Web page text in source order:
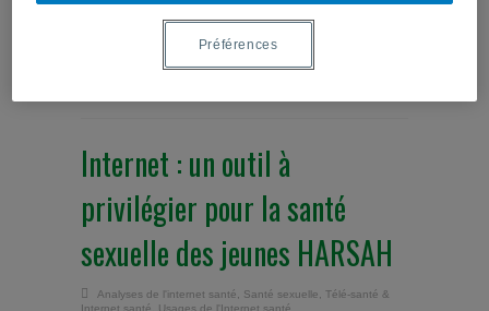
sur la recommandation de l’utilisation du préservatif
Internet : un outil à
privilégier pour la santé
sexuelle des jeunes HARSAH
Analyses de l'internet santé Santé sexuelle
Télé-santé &
Internet santé
Usages de l'Internet santé
Préférences